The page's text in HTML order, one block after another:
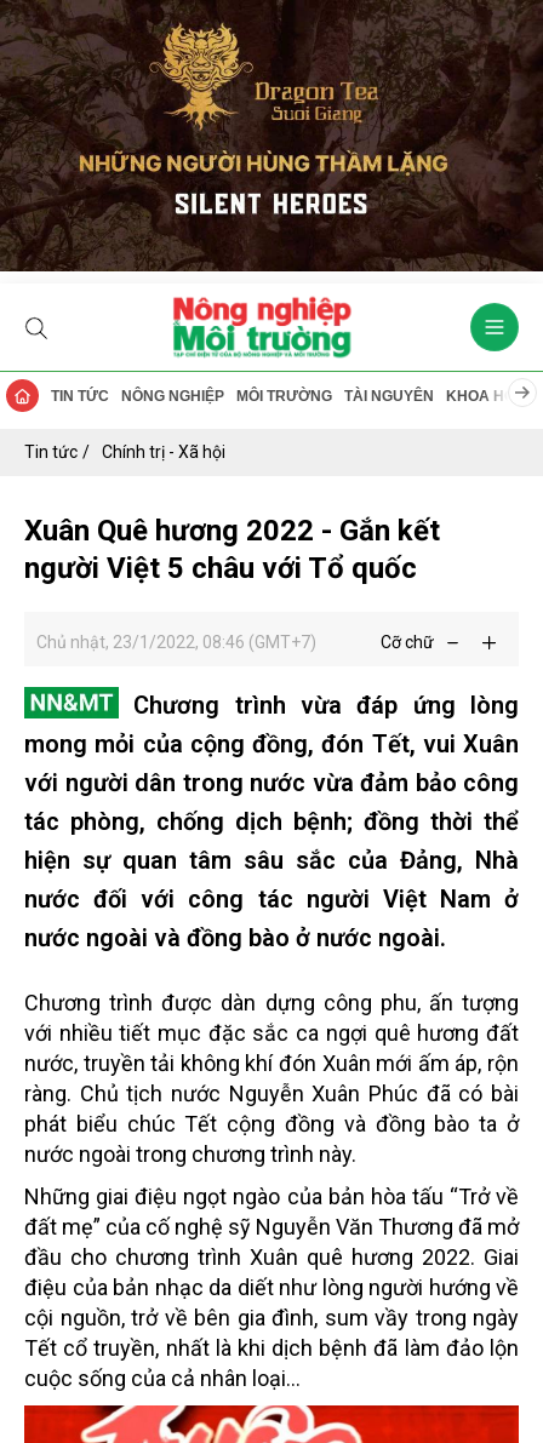
TIN TỨC NÔNG NGHIỆP MÔI TRƯỜNG TÀI NGUYÊN KHOA HỌC
Tin tức Chính trị - Xã hội
Xuân Quê hương 2022 - Gắn kết
người Việt 5 châu với Tổ quốc
Chủ nhật, 23/1/2022, 08:46 (GMT+7) Cỡ chữ
Chương trình vừa đáp ứng lòng
mong mỏi của cộng đồng, đón Tết, vui Xuân
với người dân trong nước vừa đảm bảo công
tác phòng, chống dịch bệnh; đồng thời thể
hiện sự quan tâm sâu sắc của Đảng, Nhà
nước đối với công tác người Việt Nam ở
nước ngoài và đồng bào ở nước ngoài.
Chương trình được dàn dựng công phu, ấn tượng
với nhiều tiết mục đặc sắc ca ngợi quê hương đất
nước, truyền tải không khí đón Xuân mới ấm áp, rộn
ràng. Chủ tịch nước Nguyễn Xuân Phúc đã có bài
phát biểu chúc Tết cộng đồng và đồng bào ta ở
nước ngoài trong chương trình này.
Những giai điệu ngọt ngào của bản hòa tấu “Trở về
đất mẹ” của cố nghệ sỹ Nguyễn Văn Thương đã mở
đầu cho chương trình Xuân quê hương 2022. Giai
điệu của bản nhạc da diết như lòng người hướng về
cội nguồn, trở về bên gia đình, sum vầy trong ngày
Tết cổ truyền, nhất là khi dịch bệnh đã làm đảo lộn
cuộc sống của cả nhân loại…